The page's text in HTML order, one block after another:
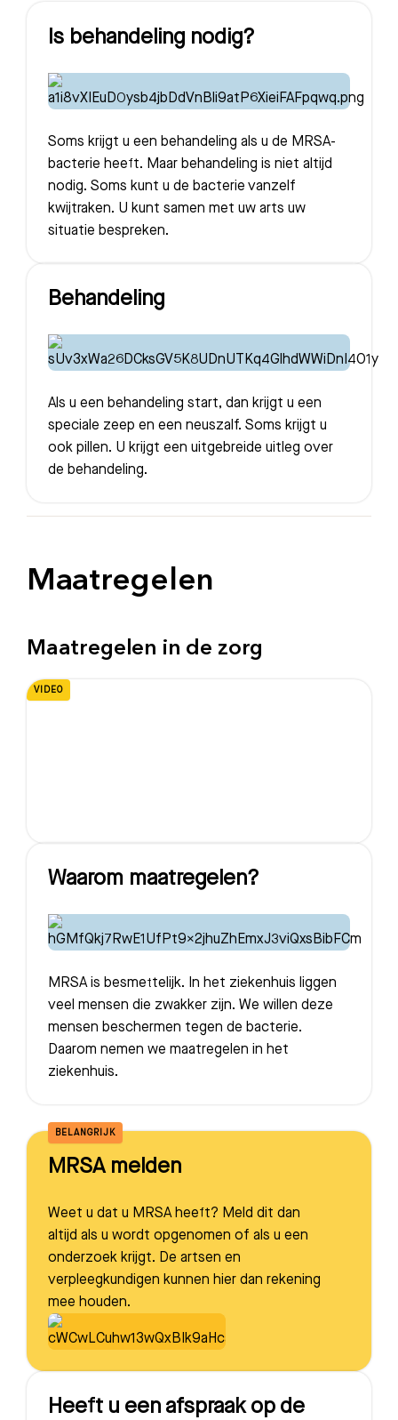
Meest gezocht:
Afspraak maken
Afdelingen
Is behandeling nodig?
Soms krijgt u een behandeling als u de MRSA-
bacterie heeft. Maar behandeling is niet altijd
nodig. Soms kunt u de bacterie vanzelf
kwijtraken. U kunt samen met uw arts uw
situatie bespreken.
Behandeling
Als u een behandeling start, dan krijgt u een
speciale zeep en een neuszalf. Soms krijgt u
ook pillen. U krijgt een uitgebreide uitleg over
de behandeling.
Maatregelen
Maatregelen in de zorg
VIDEO
Waarom maatregelen?
MRSA is besmettelijk. In het ziekenhuis liggen
veel mensen die zwakker zijn. We willen deze
mensen beschermen tegen de bacterie.
Daarom nemen we maatregelen in het
ziekenhuis.
BELANGRIJK
MRSA melden
Weet u dat u MRSA heeft? Meld dit dan
altijd als u wordt opgenomen of als u een
onderzoek krijgt. De artsen en
verpleegkundigen kunnen hier dan rekening
mee houden.
Heeft u een afspraak op de